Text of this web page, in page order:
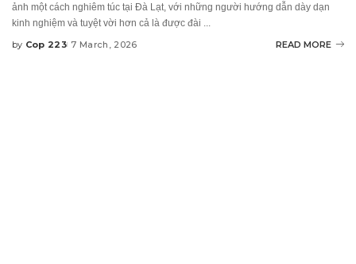
ảnh một cách nghiêm túc tại Đà Lạt, với những người hướng dẫn dày dạn
kinh nghiệm và tuyệt vời hơn cả là được đài
Posted
by Cop 223 7 March, 2026 READ MORE